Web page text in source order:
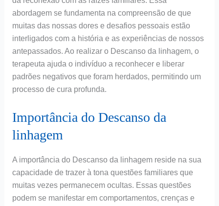
abordagem se fundamenta na compreensão de que
muitas das nossas dores e desafios pessoais estão
interligados com a história e as experiências de nossos
antepassados. Ao realizar o Descanso da linhagem, o
terapeuta ajuda o indivíduo a reconhecer e liberar
padrões negativos que foram herdados, permitindo um
processo de cura profunda.
Importância do Descanso da
linhagem
A importância do Descanso da linhagem reside na sua
capacidade de trazer à tona questões familiares que
muitas vezes permanecem ocultas. Essas questões
podem se manifestar em comportamentos, crenças e